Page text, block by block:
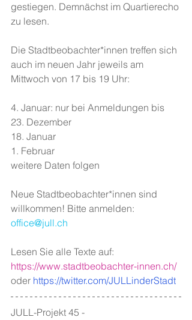
gestiegen. Demnächst im Quartierecho
zu lesen.
Die Stadtbeobachter*innen treffen sich
auch im neuen Jahr jeweils am
Mittwoch von 17 bis 19 Uhr:
4. Januar: nur bei Anmeldungen bis
23. Dezember
18. Januar
1. Februar
weitere Daten folgen
Neue Stadtbeobachter*innen sind
willkommen! Bitte anmelden:
office@jull.ch
Lesen Sie alle Texte auf:
https://www.stadtbeobachter-innen.ch/
oder https://twitter.com/JULLinderStadt
JULL-Projekt 45 -